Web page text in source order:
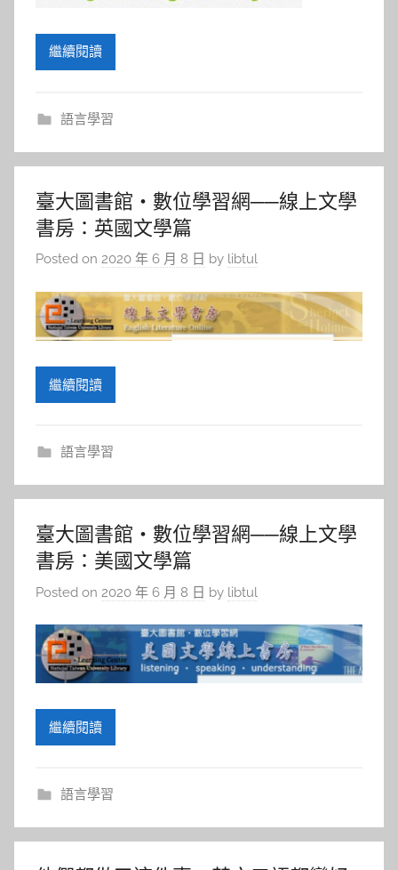
繼續閱讀
語言學習
臺大圖書館‧數位學習網──線上文學
書房：英國文學篇
Posted on 2020 年 6 月 8 日 by libtul
繼續閱讀
語言學習
臺大圖書館‧數位學習網──線上文學
書房：美國文學篇
Posted on 2020 年 6 月 8 日 by libtul
繼續閱讀
語言學習